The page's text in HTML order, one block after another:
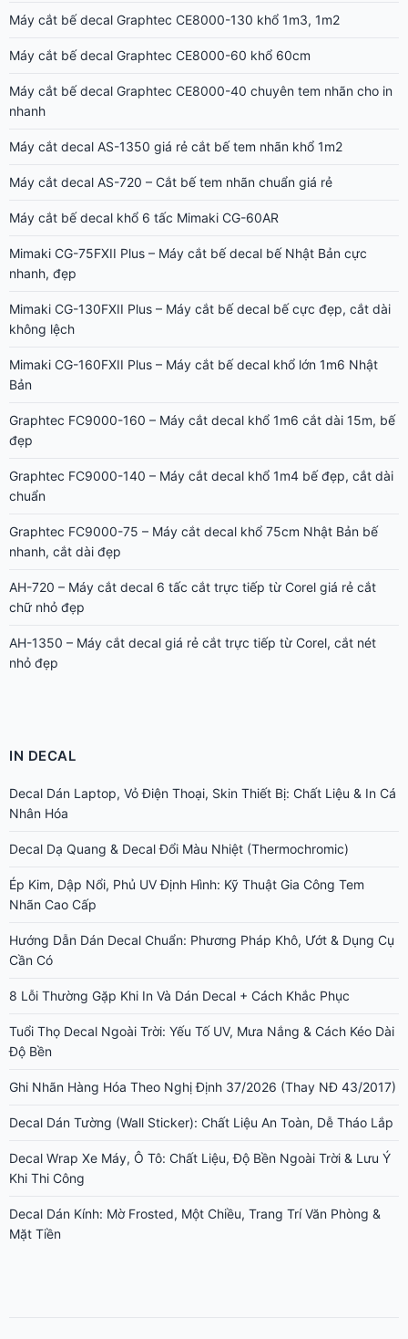
Máy cắt bế decal Graphtec CE8000-130 khổ 1m3, 1m2
Máy cắt bế decal Graphtec CE8000-60 khổ 60cm
Máy cắt bế decal Graphtec CE8000-40 chuyên tem nhãn cho in
nhanh
Máy cắt decal AS-1350 giá rẻ cắt bế tem nhãn khổ 1m2
Máy cắt decal AS-720 – Cắt bế tem nhãn chuẩn giá rẻ
Máy cắt bế decal khổ 6 tấc Mimaki CG-60AR
Mimaki CG-75FXII Plus – Máy cắt bế decal bế Nhật Bản cực
nhanh, đẹp
Mimaki CG-130FXII Plus – Máy cắt bế decal bế cực đẹp, cắt dài
không lệch
Mimaki CG-160FXII Plus – Máy cắt bế decal khổ lớn 1m6 Nhật
Bản
Graphtec FC9000-160 – Máy cắt decal khổ 1m6 cắt dài 15m, bế
đẹp
Graphtec FC9000-140 – Máy cắt decal khổ 1m4 bế đẹp, cắt dài
chuẩn
Graphtec FC9000-75 – Máy cắt decal khổ 75cm Nhật Bản bế
nhanh, cắt dài đẹp
AH-720 – Máy cắt decal 6 tấc cắt trực tiếp từ Corel giá rẻ cắt
chữ nhỏ đẹp
AH-1350 – Máy cắt decal giá rẻ cắt trực tiếp từ Corel, cắt nét
nhỏ đẹp
IN DECAL
Decal Dán Laptop, Vỏ Điện Thoại, Skin Thiết Bị: Chất Liệu & In Cá
Nhân Hóa
Decal Dạ Quang & Decal Đổi Màu Nhiệt (Thermochromic)
Ép Kim, Dập Nổi, Phủ UV Định Hình: Kỹ Thuật Gia Công Tem
Nhãn Cao Cấp
Hướng Dẫn Dán Decal Chuẩn: Phương Pháp Khô, Ướt & Dụng Cụ
Cần Có
8 Lỗi Thường Gặp Khi In Và Dán Decal + Cách Khắc Phục
Tuổi Thọ Decal Ngoài Trời: Yếu Tố UV, Mưa Nắng & Cách Kéo Dài
Độ Bền
Ghi Nhãn Hàng Hóa Theo Nghị Định 37/2026 (Thay NĐ 43/2017)
Decal Dán Tường (Wall Sticker): Chất Liệu An Toàn, Dễ Tháo Lắp
Decal Wrap Xe Máy, Ô Tô: Chất Liệu, Độ Bền Ngoài Trời & Lưu Ý
Khi Thi Công
Decal Dán Kính: Mờ Frosted, Một Chiều, Trang Trí Văn Phòng &
Mặt Tiền